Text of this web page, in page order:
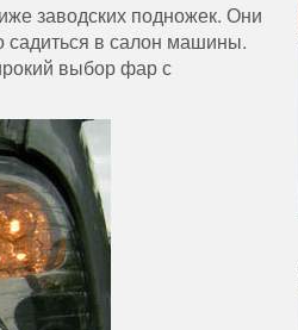
заводских подножек. Они
садиться в салон машины.
выбор фар с